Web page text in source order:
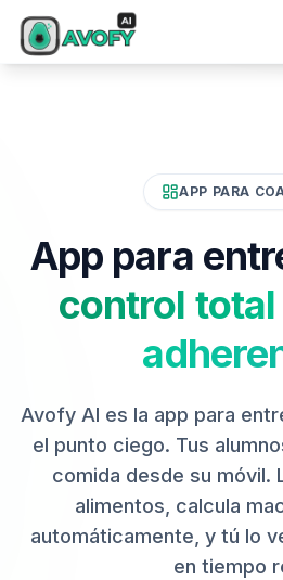
APP PARA
App para
control total
Avofy AI es la app para
el punto ciego. Tus
comida desde su móvil.
alimentos, calcula
automáticamente, y tú lo
en tiempo